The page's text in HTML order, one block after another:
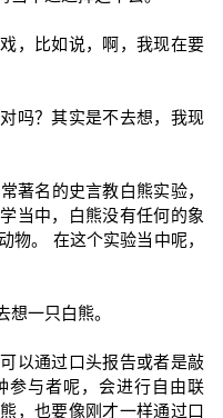
，比如说，啊，我现在要
吗？其实是不去想，我现
著名的史言教白熊实验，
当中，白熊没有任何的象
物。 在这个实验当中呢，
一只白熊。
以通过口头报告或者是敲
参与者呢，会进行自由联
，也要像刚才一样通过口